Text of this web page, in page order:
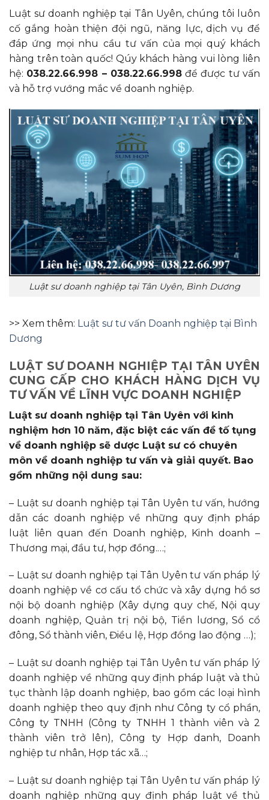
Luật sư doanh nghiệp tại Tân Uyên, chúng tôi luôn
cố gắng hoàn thiện đội ngũ, năng lực, dịch vụ để
đáp ứng mọi nhu cầu tư vấn của mọi quý khách
hàng trên toàn quốc! Qúy khách hàng vui lòng liên
hệ: 038.22.66.998 – 038.22.66.998để được tư vấn
và hỗ trợ vướng mắc về doanh nghiệp.
Luật sư doanh nghiệp tại Tân Uyên, Bình Dương
>> Xem thêm: Luật sư tư vấn Doanh nghiệp tại Bình
Dương
LUẬT SƯ DOANH NGHIỆP TẠI TÂN UYÊN
CUNG CẤP CHO KHÁCH HÀNG DỊCH VỤ
TƯ VẤN VỀ LĨNH VỰC DOANH NGHIỆP
Luật sư doanh nghiệp tại Tân Uyên với kinh
nghiệm hơn 10 năm, đặc biệt các vấn đề tố tụng
về doanh nghiệp sẽ dược Luật sư có chuyên
môn về doanh nghiệp tư vấn và giải quyết. Bao
gồm những nội dung sau:
– Luật sư doanh nghiệp tại Tân Uyên tư vấn, hướng
dẫn các doanh nghiệp về những quy định pháp
luật liên quan đến Doanh nghiệp, Kinh doanh –
Thương mại, đầu tư, hợp đồng.…;
– Luật sư doanh nghiệp tại Tân Uyên tư vấn pháp lý
doanh nghiệp về cơ cấu tổ chức và xây dựng hồ sơ
nội bộ doanh nghiệp (Xây dựng quy chế, Nội quy
doanh nghiệp, Quản trị nội bộ, Tiền lương, Sổ cổ
đông, Sổ thành viên, Điều lệ, Hợp đồng lao động …);
– Luật sư doanh nghiệp tại Tân Uyên tư vấn pháp lý
doanh nghiệp về những quy định pháp luật và thủ
tục thành lập doanh nghiệp, bao gồm các loại hình
doanh nghiệp theo quy định như Công ty cổ phần,
Công ty TNHH (Công ty TNHH 1 thành viên và 2
thành viên trở lên), Công ty Hợp danh, Doanh
nghiệp tư nhân, Hợp tác xã…;
– Luật sư doanh nghiệp tại Tân Uyên tư vấn pháp lý
doanh nghiệp những quy định pháp luật về thủ